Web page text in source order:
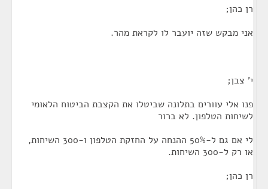
רן כהן;
אני מבקש שזה יועבר לו לקראת מהר.
י' צבן;
פנו אלי עוורים בתלונה שביטלו את הקצבת הביטוח הלאומי
לשיחות הטלפון. לא ברור
לי אם גם ל-50% ההנחה על החזקת הטלפון ו-300 השיחות,
או רק ל-300 השיחות.
רן כהן;